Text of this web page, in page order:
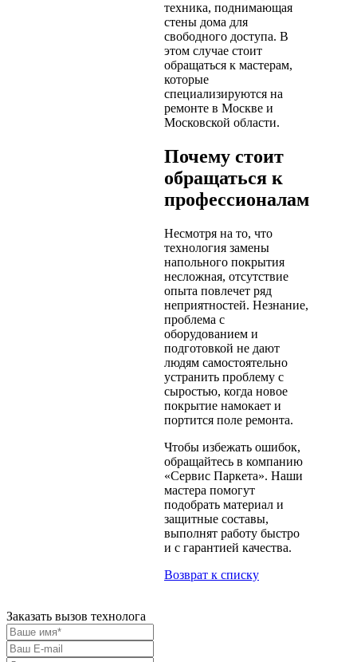
техника, поднимающая
стены дома для
свободного доступа. В
этом случае стоит
обращаться к мастерам,
которые
специализируются на
ремонте в Москве и
Московской области.
Почему стоит
обращаться к
профессионалам
Несмотря на то, что
технология замены
напольного покрытия
несложная, отсутствие
опыта повлечет ряд
неприятностей. Незнание,
проблема с
оборудованием и
подготовкой не дают
людям самостоятельно
устранить проблему с
сыростью, когда новое
покрытие намокает и
портится поле ремонта.
Чтобы избежать ошибок,
обращайтесь в компанию
«Сервис Паркета». Наши
мастера помогут
подобрать материал и
защитные составы,
выполнят работу быстро
и с гарантией качества.
Возврат к списку
Заказать вызов технолога